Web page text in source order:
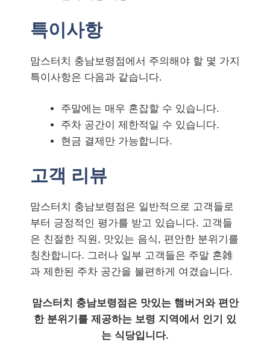
특이사항
맘스터치 충남보령점에서 주의해야 할 몇 가지
특이사항은 다음과 같습니다.
주말에는 매우 혼잡할 수 있습니다.
주차 공간이 제한적일 수 있습니다.
현금 결제만 가능합니다.
고객 리뷰
맘스터치 충남보령점은 일반적으로 고객들로
부터 긍정적인 평가를 받고 있습니다. 고객들
은 친절한 직원, 맛있는 음식, 편안한 분위기를
칭찬합니다. 그러나 일부 고객들은 주말 혼雑
과 제한된 주차 공간을 불편하게 여겼습니다.
맘스터치 충남보령점은 맛있는 햄버거와 편안
한 분위기를 제공하는 보령 지역에서 인기 있
는 식당입니다.